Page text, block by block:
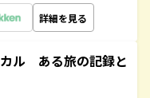
詳細を見る
ル ある旅の記録と